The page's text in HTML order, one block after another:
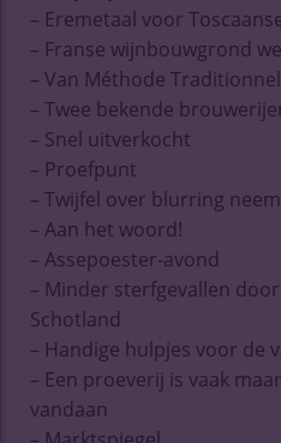
– Eremetaal voor
– Franse wijnbouwgrond
– Van Méthode
– Twee bekende
– Snel uitverkocht
– Proefpunt
– Twijfel over blurring
– Aan het woord!
– Assepoester-avond
– Minder sterfgevallen
Schotland
– Handige hulpjes voor de
– Een proeverij is vaak
vandaan